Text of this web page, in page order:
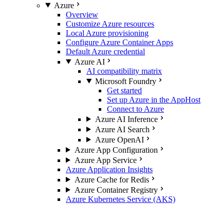
Azure
Overview
Customize Azure resources
Local Azure provisioning
Configure Azure Container Apps
Default Azure credential
Azure AI
AI compatibility matrix
Microsoft Foundry
Get started
Set up Azure in the AppHost
Connect to Azure
Azure AI Inference
Azure AI Search
Azure OpenAI
Azure App Configuration
Azure App Service
Azure Application Insights
Azure Cache for Redis
Azure Container Registry
Azure Kubernetes Service (AKS)